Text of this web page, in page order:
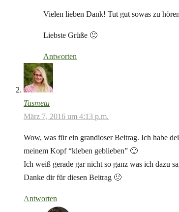
Vielen lieben Dank! Tut gut sowas zu
Liebste Grüße 🙂
Antworten
Tasmetu
März 7, 2016 um 4:13 p.m.
Wow, was für ein grandioser Beitrag. Ich habe
meinem Kopf “kleben geblieben” 🙂
Ich weiß gerade gar nicht so ganz was ich dazu
Danke dir für diesen Beitrag 🙂
Antworten